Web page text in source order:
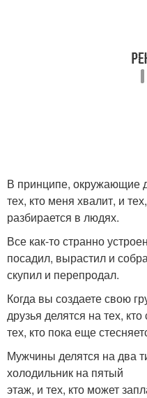
В принципе, окружающие
тех, кто меня хвалит, и
разбирается в людях.
Все как-то странно
посадил, вырастил и
скупил и перепродал.
Когда вы создаете свою
друзья делятся на тех,
тех, кто пока еще
Мужчины делятся на два
холодильник на пятый
этаж, и тех, кто может